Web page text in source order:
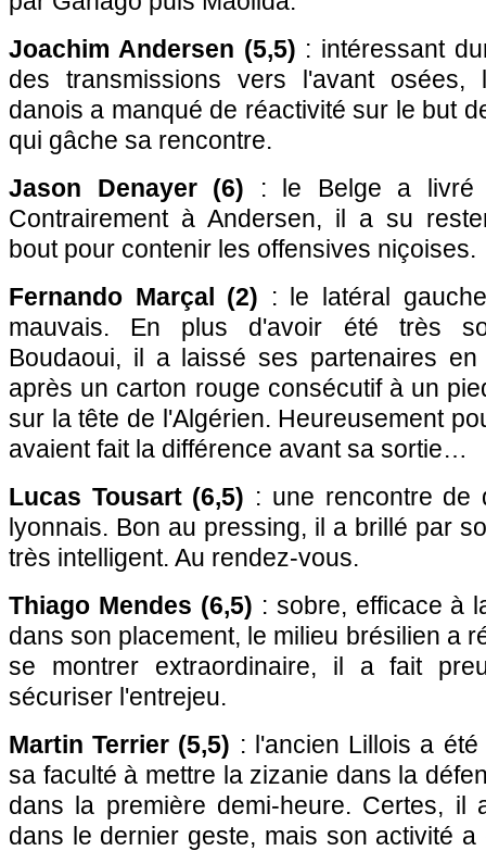
Joachim Andersen (5,5) : intéressant
des transmissions vers l'avant osées,
danois a manqué de réactivité sur le but
qui gâche sa rencontre.
Jason Denayer (6) : le Belge a livré
Contrairement à Andersen, il a su
bout pour contenir les offensives niçoises.
Fernando Marçal (2) : le latéral
mauvais. En plus d'avoir été très
Boudaoui, il a laissé ses partenaires en
après un carton rouge consécutif à un
sur la tête de l'Algérien. Heureusement
avaient fait la différence avant sa sortie…
Lucas Tousart (6,5) : une rencontre de
lyonnais. Bon au pressing, il a brillé par
très intelligent. Au rendez-vous.
Thiago Mendes (6,5) : sobre, efficace à
dans son placement, le milieu brésilien a
se montrer extraordinaire, il a fait
sécuriser l'entrejeu.
Martin Terrier (5,5) : l'ancien Lillois a
sa faculté à mettre la zizanie dans la
dans la première demi-heure. Certes, il
dans le dernier geste, mais son activité